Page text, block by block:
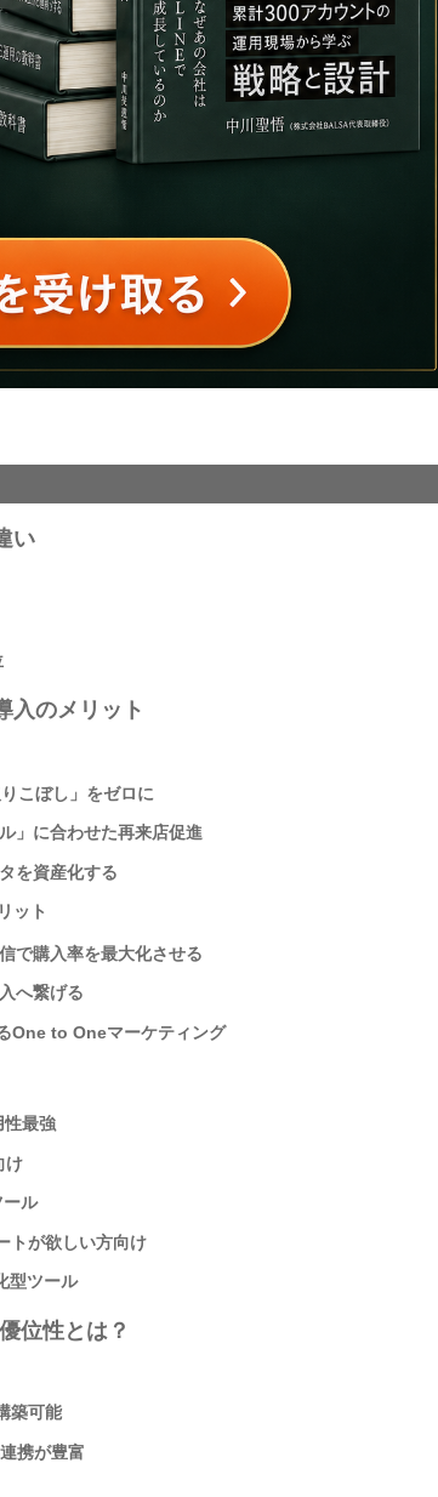
い
入のメリット
こぼし」をゼロに
」に合わせた再来店促進
を資産化する
ット
で購入率を最大化させる
へ繋げる
One to Oneマーケティング
性最強
け
ール
トが欲しい方向け
型ツール
位性とは？
築可能
携が豊富